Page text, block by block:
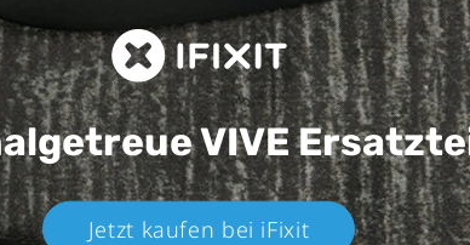
VIVE
Jetzt kaufen bei iFixit​